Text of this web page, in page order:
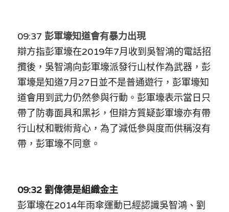
09:37 彭軍壕知道會有暴力出現
辯方指彭軍壕在2019年7月收到吳智鴻的電話招
攬後，吳智鴻向彭軍壕派發行山杖作為武器，彭
軍壕是知道7月27日並不是普通遊行，彭軍壕知
道會用到武力仍然參與行動。彭軍壕表示當日只
帶了防毒面具和黑衫，但辯方質疑彭軍壕亦有帶
行山杖和戰術背心，為了減低參與度而供稱沒有
帶，彭軍壕不同意。
09:32 劉偉德是組織金主
彭軍壕在2014年雨傘運動已經認識吳智鴻、劉